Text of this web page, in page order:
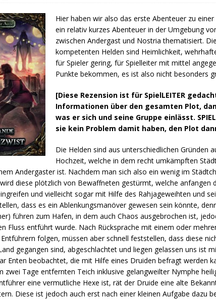
Hier haben wir also das erste Abenteuer zu
ein relativ kurzes Abenteuer in der Umgebung
zwischen Andergast und Nostria thematisiert.
kompetenten Helden sind Heimlichkeit,
für Spieler gering, für Spielleiter mit mittel
Punkte bekommen, es ist also nicht besonders
[Diese Rezension ist für SpielLEITER
Informationen über den gesamten Plot,
was er sich und seine Gruppe einlässt.
sie kein Problem damit haben, den Plot
Die Helden sind aus unterschiedlichen Gründen
Hochzeit, welche in dem recht umkämpften
Andergaster ist. Nachdem man sich also ein wenig im
diese plötzlich von Bewaffneten gestürmt, welche anfangen
und vielleicht sogar mit Hilfe des Rahjageweihten und
dass es ein Ablenkungsmanöver gewesen sein könnte,
führen zum Hafen, in dem auch Chaos ausgebrochen ist,
Fluss entführt wurde. Nach Rücksprache mit einem oder
folgen, müssen aber schnell feststellen, dass diese
gegangen sind, abgeschlachtet und liegen gelassen uns ist
Enten beobachtet, die mit Hilfe eines Druiden befragt werden
zwei Tage entfernten Teich inklusive gelangweilter Nymphe
eine vermutliche Hexe ist, rät der Druide eine alte
Diese ist jedoch auch erst nach einer kleinen Aufgabe dazu